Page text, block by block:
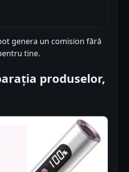
genera un comision fără
tine.
produselor,